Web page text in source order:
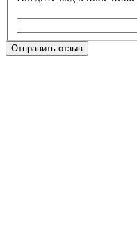
Отправить отзыв